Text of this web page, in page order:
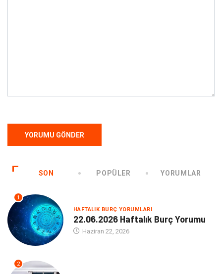
SON POPÜLER YORUMLAR
1
HAFTALIK BURÇ YORUMLARI
22.06.2026 Haftalık Burç Yorumu
Haziran 22, 2026
2